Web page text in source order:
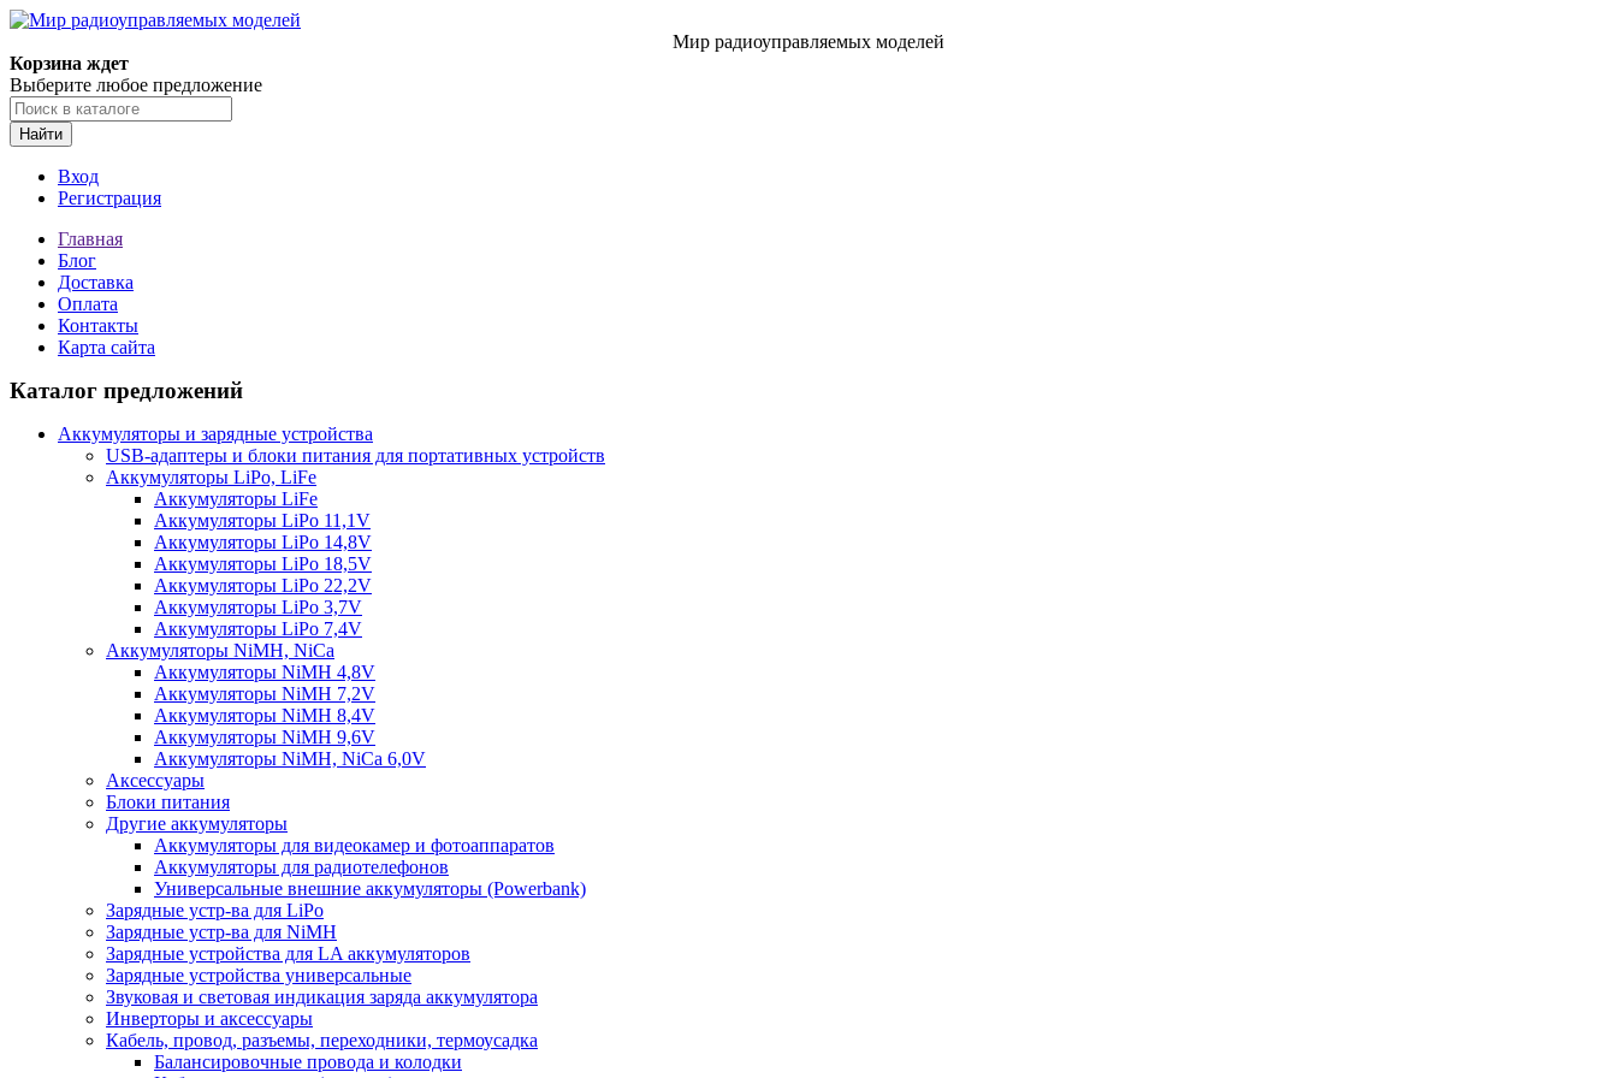
Мир радиоуправляемых моделей
Корзина ждет
Выберите любое предложение
Найти
Вход
Регистрация
Главная
Блог
Доставка
Оплата
Контакты
Карта сайта
Каталог предложений
Аккумуляторы и зарядные устройства
USB-адаптеры и блоки питания для портативных устройств
Аккумуляторы LiPo, LiFe
Аккумуляторы LiFe
Аккумуляторы LiPo 11,1V
Аккумуляторы LiPo 14,8V
Аккумуляторы LiPo 18,5V
Аккумуляторы LiPo 22,2V
Аккумуляторы LiPo 3,7V
Аккумуляторы LiPo 7,4V
Аккумуляторы NiMH, NiCa
Аккумуляторы NiMH 4,8V
Аккумуляторы NiMH 7,2V
Аккумуляторы NiMH 8,4V
Аккумуляторы NiMH 9,6V
Аккумуляторы NiMH, NiCa 6,0V
Аксессуары
Блоки питания
Другие аккумуляторы
Аккумуляторы для видеокамер и фотоаппаратов
Аккумуляторы для радиотелефонов
Универсальные внешние аккумуляторы (Powerbank)
Зарядные устр-ва для LiPo
Зарядные устр-ва для NiMH
Зарядные устройства для LA аккумуляторов
Зарядные устройства универсальные
Звуковая и световая индикация заряда аккумулятора
Инверторы и аксессуары
Кабель, провод, разъемы, переходники, термоусадка
Балансировочные провода и колодки